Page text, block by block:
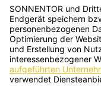
Sprögnitz